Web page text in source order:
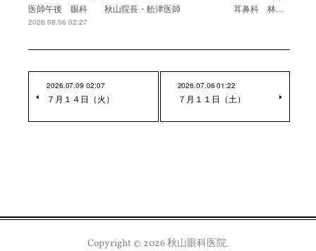
医師午後 眼科 秋山院長・舩津医師 耳鼻科 林…
2026.08.06 02:27
2026.07.09 02:07
７月１４日（火）
2026.07.06 01:22
７月１１日（土）
Copyright © 2026秋山眼科医院.